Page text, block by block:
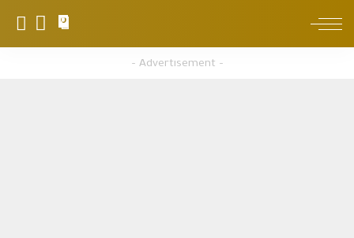
0
– Advertisement –